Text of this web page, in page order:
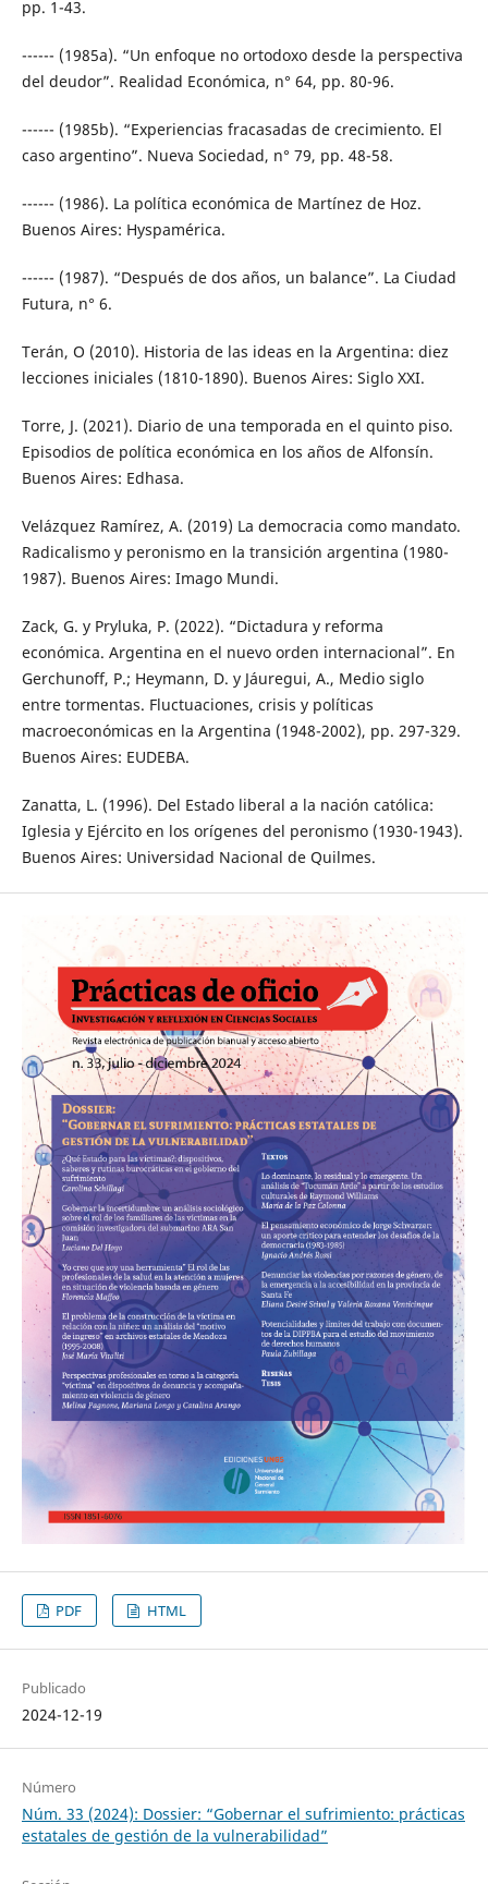
pp. 1-43.
------ (1985a). “Un enfoque no ortodoxo desde la perspectiva
del deudor”. Realidad Económica, n° 64, pp. 80-96.
------ (1985b). “Experiencias fracasadas de crecimiento. El
caso argentino”. Nueva Sociedad, n° 79, pp. 48-58.
------ (1986). La política económica de Martínez de Hoz.
Buenos Aires: Hyspamérica.
------ (1987). “Después de dos años, un balance”. La Ciudad
Futura, n° 6.
Terán, O (2010). Historia de las ideas en la Argentina: diez
lecciones iniciales (1810-1890). Buenos Aires: Siglo XXI.
Torre, J. (2021). Diario de una temporada en el quinto piso.
Episodios de política económica en los años de Alfonsín.
Buenos Aires: Edhasa.
Velázquez Ramírez, A. (2019) La democracia como mandato.
Radicalismo y peronismo en la transición argentina (1980-
1987). Buenos Aires: Imago Mundi.
Zack, G. y Pryluka, P. (2022). “Dictadura y reforma
económica. Argentina en el nuevo orden internacional”. En
Gerchunoff, P.; Heymann, D. y Jáuregui, A., Medio siglo
entre tormentas. Fluctuaciones, crisis y políticas
macroeconómicas en la Argentina (1948-2002), pp. 297-329.
Buenos Aires: EUDEBA.
Zanatta, L. (1996). Del Estado liberal a la nación católica:
Iglesia y Ejército en los orígenes del peronismo (1930-1943).
Buenos Aires: Universidad Nacional de Quilmes.
PDF HTML
Publicado
2024-12-19
Número
Núm. 33 (2024): Dossier: “Gobernar el sufrimiento: prácticas
estatales de gestión de la vulnerabilidad”